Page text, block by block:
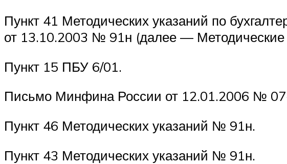
Пункт 41 Методических указаний по
от 13.10.2003 № 91н (далее —
Пункт 15 ПБУ 6/01.
Письмо Минфина России от 12.01.2006 №
Пункт 46 Методических указаний № 91н.
Пункт 43 Методических указаний № 91н.